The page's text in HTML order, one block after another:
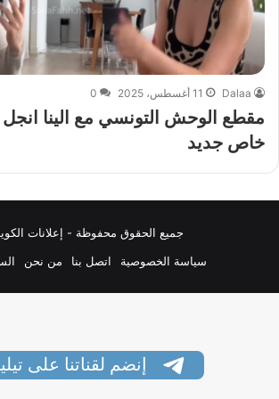
Dalaa 11 أغسطس، 2025 0
خاص جديد
جميع الحقوق محفوظة - إعلانات
سياسة الخصوصية
اتصل بنا من نحن
إنضم لقناتنا على